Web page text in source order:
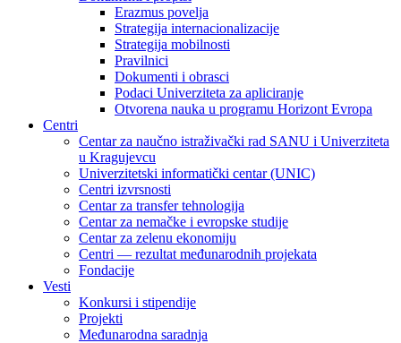
Erazmus povelja
Strategija internacionalizacije
Strategija mobilnosti
Pravilnici
Dokumenti i obrasci
Podaci Univerziteta za apliciranje
Otvorena nauka u programu Horizont Evropa
Centri
Centar za naučno istraživački rad SANU i Univerziteta
u Kragujevcu
Univerzitetski informatički centar (UNIC)
Centri izvrsnosti
Centar za transfer tehnologija
Centar za nemačke i evropske studije
Centar za zelenu ekonomiju
Centri — rezultat međunarodnih projekata
Fondacije
Vesti
Konkursi i stipendije
Projekti
Međunarodna saradnja